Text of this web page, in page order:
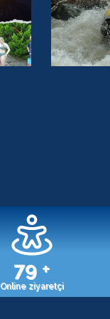
107 +
Online ziyaretçi